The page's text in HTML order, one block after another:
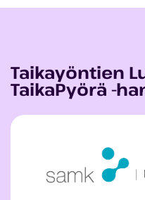
Taikayöntien
TaikaPyörä -